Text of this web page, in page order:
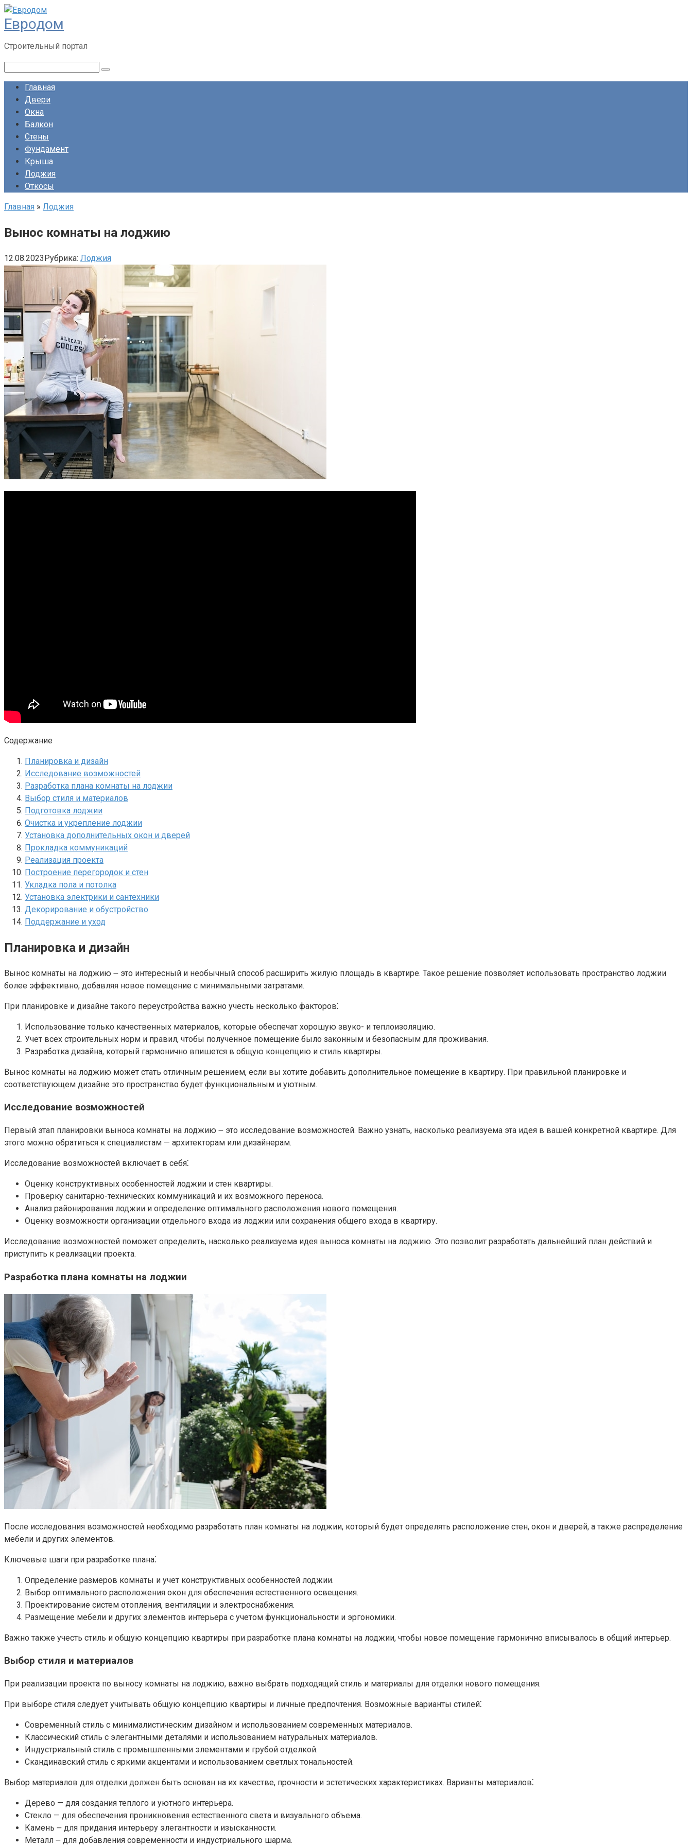
Перейти
к
контенту
Евродом
Строительный портал
Главная
Двери
Окна
Балкон
Стены
Фундамент
Крыша
Лоджия
Откосы
Главная » Лоджия
Вынос комнаты на лоджию
12.08.2023Рубрика: Лоджия
Содержание
Планировка и дизайн
Исследование возможностей
Разработка плана комнаты на лоджии
Выбор стиля и материалов
Подготовка лоджии
Очистка и укрепление лоджии
Установка дополнительных окон и дверей
Прокладка коммуникаций
Реализация проекта
Построение перегородок и стен
Укладка пола и потолка
Установка электрики и сантехники
Декорирование и обустройство
Поддержание и уход
Планировка и дизайн
Вынос комнаты на лоджию ౼ это интересный и необычный способ расширить жилую площадь в квартире.​ Такое решение позволяет использовать пространство лоджии
более эффективно, добавляя новое помещение с минимальными затратами.​
При планировке и дизайне такого переустройства важно учесть несколько факторов⁚
Использование только качественных материалов, которые обеспечат хорошую звуко- и теплоизоляцию.​
Учет всех строительных норм и правил, чтобы полученное помещение было законным и безопасным для проживания.​
Разработка дизайна, который гармонично впишется в общую концепцию и стиль квартиры.​
Вынос комнаты на лоджию может стать отличным решением, если вы хотите добавить дополнительное помещение в квартиру.​ При правильной планировке и
соответствующем дизайне это пространство будет функциональным и уютным.​
Исследование возможностей
Первый этап планировки выноса комнаты на лоджию ౼ это исследование возможностей.​ Важно узнать, насколько реализуема эта идея в вашей конкретной квартире.​ Для
этого можно обратиться к специалистам — архитекторам или дизайнерам.​
Исследование возможностей включает в себя⁚
Оценку конструктивных особенностей лоджии и стен квартиры.​
Проверку санитарно-технических коммуникаций и их возможного переноса.​
Анализ районирования лоджии и определение оптимального расположения нового помещения.​
Оценку возможности организации отдельного входа из лоджии или сохранения общего входа в квартиру.
Исследование возможностей поможет определить, насколько реализуема идея выноса комнаты на лоджию.​ Это позволит разработать дальнейший план действий и
приступить к реализации проекта.​
Разработка плана комнаты на лоджии
После исследования возможностей необходимо разработать план комнаты на лоджии, который будет определять расположение стен, окон и дверей, а также распределение
мебели и других элементов.​
Ключевые шаги при разработке плана⁚
Определение размеров комнаты и учет конструктивных особенностей лоджии.​
Выбор оптимального расположения окон для обеспечения естественного освещения.
Проектирование систем отопления, вентиляции и электроснабжения.
Размещение мебели и других элементов интерьера с учетом функциональности и эргономики.
Важно также учесть стиль и общую концепцию квартиры при разработке плана комнаты на лоджии, чтобы новое помещение гармонично вписывалось в общий интерьер.​
Выбор стиля и материалов
При реализации проекта по выносу комнаты на лоджию, важно выбрать подходящий стиль и материалы для отделки нового помещения.​
При выборе стиля следует учитывать общую концепцию квартиры и личные предпочтения.​ Возможные варианты стилей⁚
Современный стиль с минималистическим дизайном и использованием современных материалов.​
Классический стиль с элегантными деталями и использованием натуральных материалов.​
Индустриальный стиль с промышленными элементами и грубой отделкой.
Скандинавский стиль с яркими акцентами и использованием светлых тональностей.​
Выбор материалов для отделки должен быть основан на их качестве, прочности и эстетических характеристиках. Варианты материалов⁚
Дерево — для создания теплого и уютного интерьера.​
Стекло — для обеспечения проникновения естественного света и визуального объема.​
Камень ౼ для придания интерьеру элегантности и изысканности.
Металл ౼ для добавления современности и индустриального шарма.​